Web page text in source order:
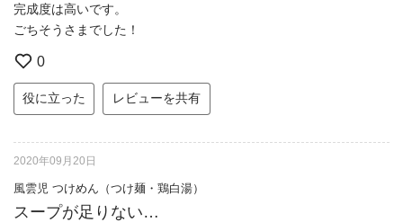
完成度は高いです。
ごちそうさまでした！
0
役に立った レビューを共有
2020年09月20日
風雲児 つけめん（つけ麺・鶏白湯）
スープが足りない…